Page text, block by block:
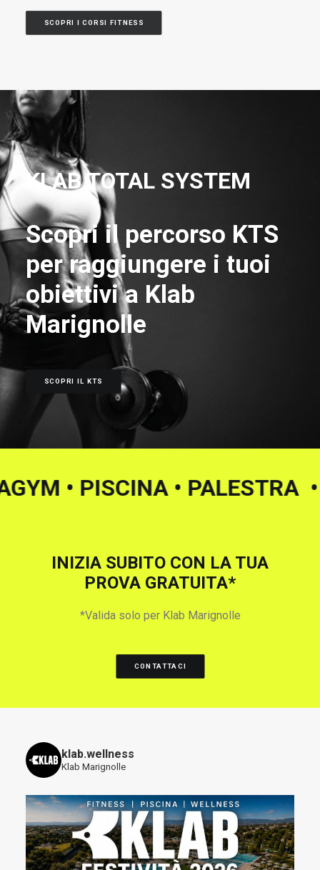
SCOPRI I CORSI FITNESS
KLAB TOTAL SYSTEM
Scopri il percorso KTS
per raggiungere i tuoi
obiettivi a Klab
Marignolle
SCOPRI IL KTS
• AKUAGYM• PISCINA •
INIZIA SUBITO CON LA TUA
PROVA GRATUITA*
*Valida solo per Klab Marignolle
CONTATTACI
klab.wellness
Klab Marignolle